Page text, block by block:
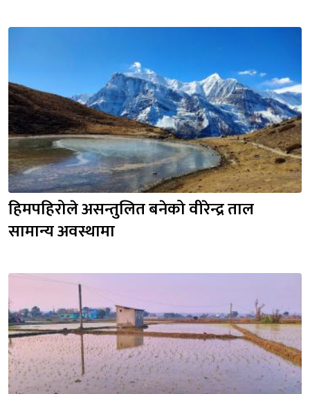
हिमपहिरोले असन्तुलित बनेको वीरेन्द्र ताल
सामान्य अवस्थामा